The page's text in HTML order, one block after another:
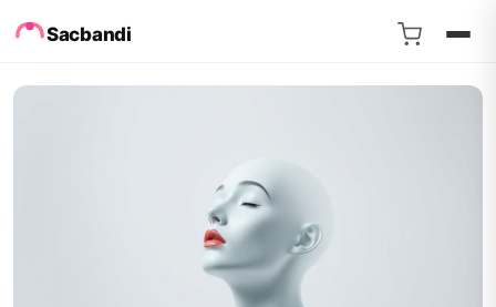
Sacbandi